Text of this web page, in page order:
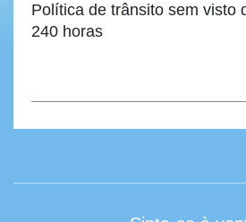
Política de trânsito sem visto
240 horas